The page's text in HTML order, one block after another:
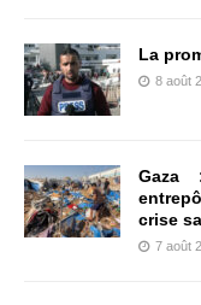
La
8 août
Gaza
crise
7 août